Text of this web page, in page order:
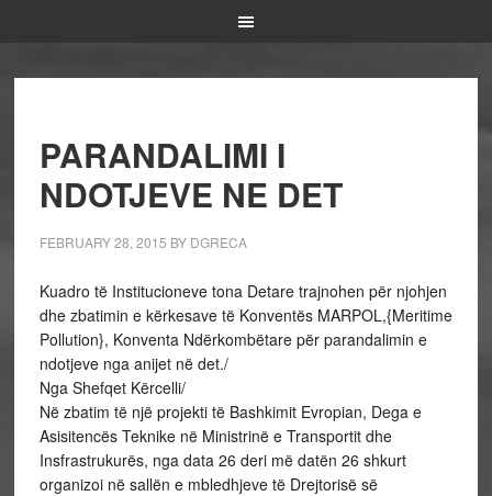
PARANDALIMI I
NDOTJEVE NE DET
FEBRUARY 28, 2015 BY DGRECA
Kuadro të Institucioneve tona Detare trajnohen për njohjen
dhe zbatimin e kërkesave të Konventës MARPOL,{Meritime
Pollution}, Konventa Ndërkombëtare për parandalimin e
ndotjeve nga anijet në det./
Nga Shefqet Kërcelli/
Në zbatim të një projekti të Bashkimit Evropian, Dega e
Asisitencës Teknike në Ministrinë e Transportit dhe
Insfrastrukurës, nga data 26 deri më datën 26 shkurt
organizoi në sallën e mbledhjeve të Drejtorisë së